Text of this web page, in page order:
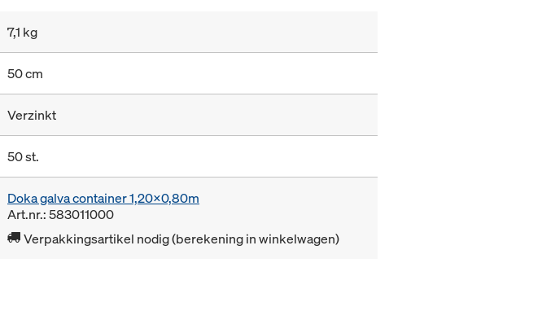
7,1 kg
50 cm
Verzinkt
50 st.
Doka galva container 1,20x0,80m
Art.nr.: 583011000
Verpakkingsartikel nodig (berekening in winkelwagen)